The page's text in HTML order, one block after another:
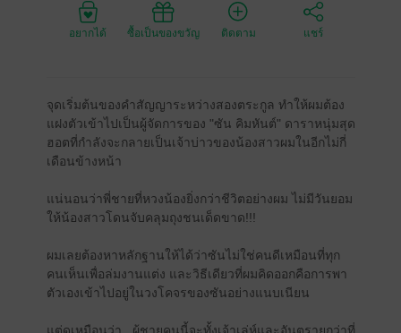
อยากได้ ซื้อเป็นของขวัญ ติดตาม แชร์
จุดเริ่มต้นของคำสัญญาระหว่างสองตระกูล ทำให้ผมต้อง
แฝงตัวเข้าไปเป็นผู้จัดการของ "ซัน คิมหันต์" ดาราหนุ่มสุด
ฮอตที่กำลังจะกลายเป็นเจ้าบ่าวของน้องสาวผมในอีกไม่กี่
เดือนข้างหน้า
แน่นอนว่าพี่ชายที่หวงน้องยิ่งกว่าชีวิตอย่างผม ไม่มีวันยอม
ให้น้องสาวโดนจับคลุมถุงชนเด็ดขาด!!!
ผมเลยต้องหาหลักฐานให้ได้ว่าซันไม่ใช่คนดีเหมือนที่ทุก
คนเห็นเพื่อล่มงานแต่ง และวิธีเดียวที่ผมคิดออกคือการพา
ตัวเองเข้าไปอยู่ในวงโคจรของซันอย่างแนบเนียน